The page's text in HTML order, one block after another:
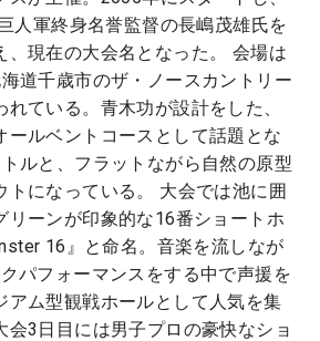
人軍終身名誉監督の長嶋茂雄氏を
、現在の大会名となった。 会場は
道千歳市のザ・ノースカントリー
ている。青木功が設計をした、
ールベントコースとして話題とな
ルと、フラットながら自然の原型
トになっている。 大会では池に囲
リーンが印象的な16番ショートホ
16』と命名。音楽を流しなが
パフォーマンスをする中で声援を
アム型観戦ホールとして人気を集
会3日目には男子プロの豪快なショ